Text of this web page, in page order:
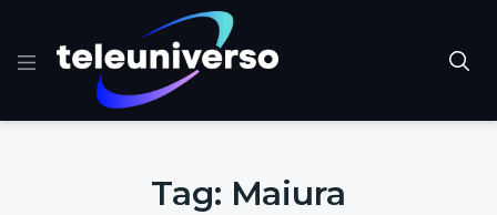
Tag: Maiura